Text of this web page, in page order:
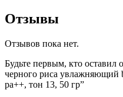
Отзывы
Отзывов пока нет.
Будьте первым, кто оставил
черного риса увлажняющий
pa++, тон 13, 50 гр”